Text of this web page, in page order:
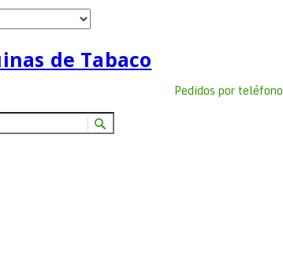
Pedidos por teléfono